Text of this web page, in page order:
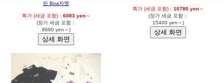
린 Boa자켓
특가 (세금 포함)： 6083 yen～
(정가 세금 포함：
8690 yen～)
특가 (세금 포함)： 10780 yen～
(정가 세금 포함：
15400 yen～)